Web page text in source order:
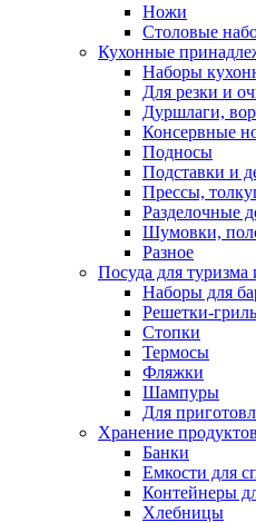
Ножи
Столовые
Кухонные
Наборы
Для резки и
Дуршлаги,
Консервные
Подносы
Подставки и
Прессы,
Разделочные
Шумовки,
Разное
Посуда для туризма
Наборы для
Решетки-гриль
Стопки
Термосы
Фляжки
Шампуры
Для
Хранение продуктов
Банки
Емкости для
Контейнеры
Хлебницы